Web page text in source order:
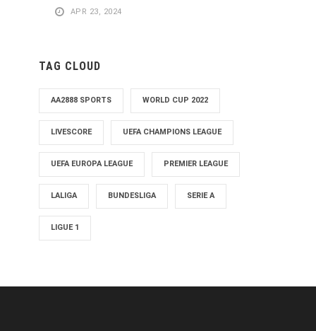
APR 23, 2024
TAG CLOUD
AA2888 SPORTS WORLD CUP 2022
LIVESCORE UEFA CHAMPIONS LEAGUE
UEFA EUROPA LEAGUE PREMIER LEAGUE
LALIGA BUNDESLIGA SERIE A
LIGUE 1